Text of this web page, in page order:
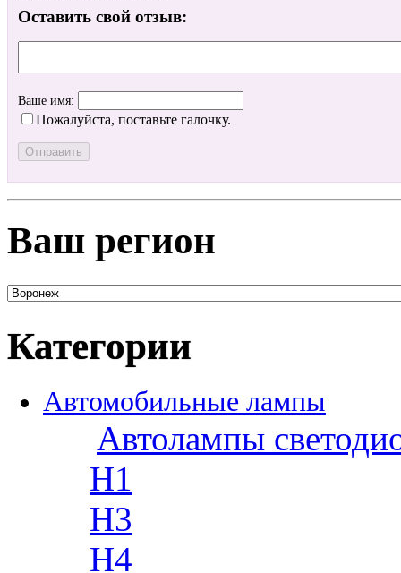
Оставить свой отзыв:
Ваше имя:
Пожалуйста, поставьте галочку.
Ваш регион
Категории
Автомобильные лампы
Автолампы
H1
H3
H4